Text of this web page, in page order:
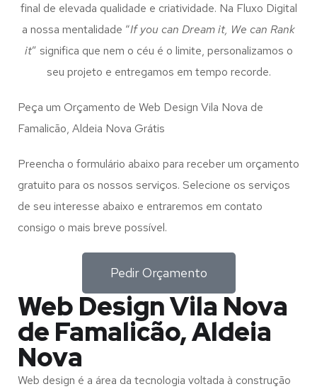
final de elevada qualidade e criatividade. Na Fluxo Digital
a nossa mentalidade “If you can Dream it, We can Rank
it” significa que nem o céu é o limite, personalizamos o
seu projeto e entregamos em tempo recorde.
Peça um Orçamento de Web Design Vila Nova de
Famalicão, Aldeia Nova Grátis
Preencha o formulário abaixo para receber um orçamento
gratuito para os nossos serviços. Selecione os serviços
de seu interesse abaixo e entraremos em contato
consigo o mais breve possível.
Pedir Orçamento
Web Design Vila Nova
de Famalicão, Aldeia
Nova
Web design é a área da tecnologia voltada à construção